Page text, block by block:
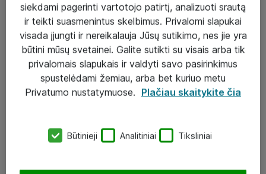
Paslaugos
Sprendimai
Įgyvendinti projektai
Atea ekspertų patarimai verslui
eShop@atea.lt
siekdami pagerinti vartotojo patirtį, analizuoti srautą
ir teikti suasmenintus skelbimus. Privalomi slapukai
visada įjungti ir nereikalauja Jūsų sutikimo, nes jie yra
būtini mūsų svetainei. Galite sutikti su visais arba tik
privalomais slapukais ir valdyti savo pasirinkimus
spustelėdami žemiau, arba bet kuriuo metu
Privatumo nustatymuose. Plačiau skaitykite čia
Būtinieji Analitiniai Tiksliniai